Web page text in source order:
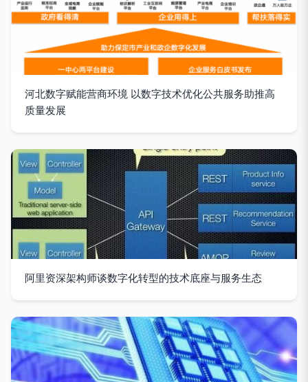
河北数字赋能营商环境 以数字技术优化公共服务助推高
质量发展
阿里资深架构师谈数字化转型的技术底座与服务生态